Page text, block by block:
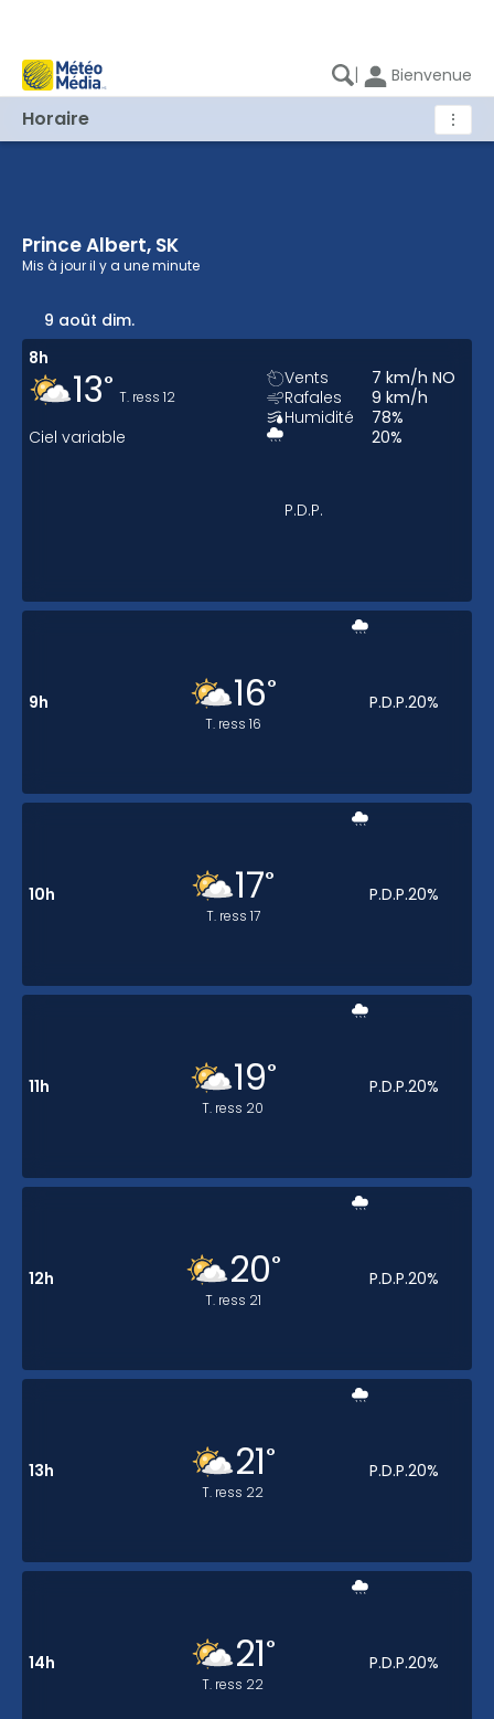
| Bienvenue
Horaire ⋮
Prince Albert, SK - Prévision horaire
Prince Albert, SK
Mis à jouril y a une minute
9 août dim.
8h
13°
T. ress 12
Vents
Rafales
Humidité
7 km/h NO
9 km/h
78%
P.D.P.
20%
Ciel variable
9h 16°
T. ress 16
P.D.P.20%
10h 17°
T. ress 17
P.D.P.20%
11h 19°
T. ress 20
P.D.P.20%
12h 20°
T. ress 21
P.D.P.20%
13h 21°
T. ress 22
P.D.P.20%
14h 21°
T. ress 22
P.D.P.20%